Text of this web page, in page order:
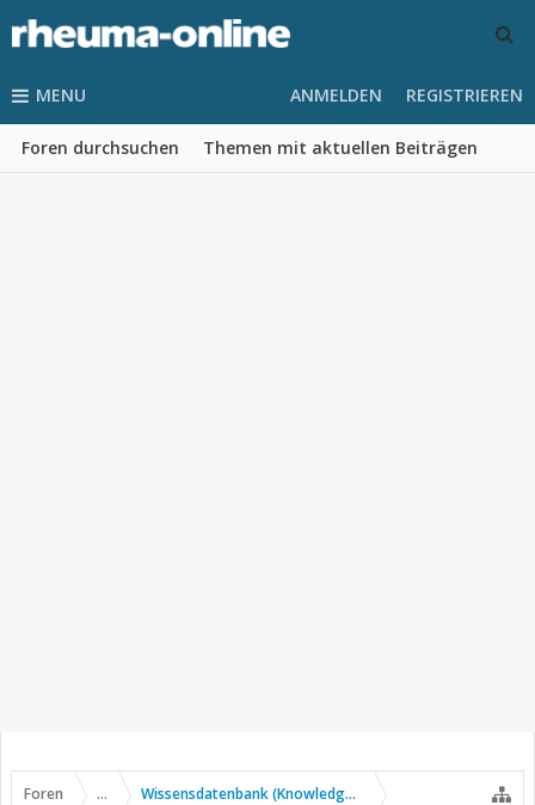
MENU
Foren durchsuchen Themen mit aktuellen Beiträgen
ANMELDEN REGISTRIEREN
Foren ... Wissensdatenbank (Knowledge Base)